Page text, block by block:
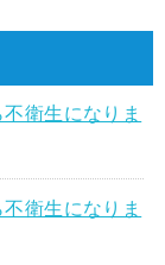
衛生になりま
衛生になりま